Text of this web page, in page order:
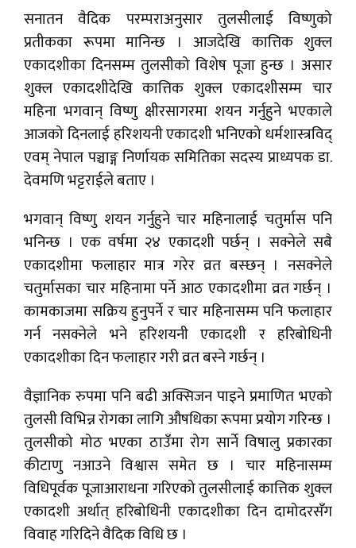
सनातन वैदिक परम्पराअनुसार तुलसीलाई विष्णुको
प्रतीकका रूपमा मानिन्छ । आजदेखि कात्तिक शुक्ल
एकादशीका दिनसम्म तुलसीको विशेष पूजा हुन्छ । असार
शुक्ल एकादशीदेखि कात्तिक शुक्ल एकादशीसम्म चार
महिना भगवान् विष्णु क्षीरसागरमा शयन गर्नुहुने भएकाले
आजको दिनलाई हरिशयनी एकादशी भनिएको धर्मशास्त्रविद्
एवम् नेपाल पञ्चाङ्ग निर्णायक समितिका सदस्य प्राध्यपक डा.
देवमणि भट्टराईले बताए ।
भगवान् विष्णु शयन गर्नुहुने चार महिनालाई चतुर्मास पनि
भनिन्छ । एक वर्षमा २४ एकादशी पर्छन् । सक्नेले सबै
एकादशीमा फलाहार मात्र गरेर व्रत बस्छन् । नसक्नेले
चतुर्मासका चार महिनामा पर्ने आठ एकादशीमा व्रत गर्छन् ।
कामकाजमा सक्रिय हुनुपर्ने र चार महिनासम्म पनि फलाहार
गर्न नसक्नेले भने हरिशयनी एकादशी र हरिबोधिनी
एकादशीका दिन फलाहार गरी व्रत बस्ने गर्छन् ।
वैज्ञानिक रुपमा पनि बढी अक्सिजन पाइने प्रमाणित भएको
तुलसी विभिन्न रोगका लागि औषधिका रूपमा प्रयोग गरिन्छ ।
तुलसीको मोठ भएका ठाउँमा रोग सार्ने विषालु प्रकारका
कीटाणु नआउने विश्वास समेत छ । चार महिनासम्म
विधिपूर्वक पूजाआराधना गरिएको तुलसीलाई कात्तिक शुक्ल
एकादशी अर्थात् हरिबोधिनी एकादशीका दिन दामोदरसँग
विवाह गरिदिने वैदिक विधि छ ।